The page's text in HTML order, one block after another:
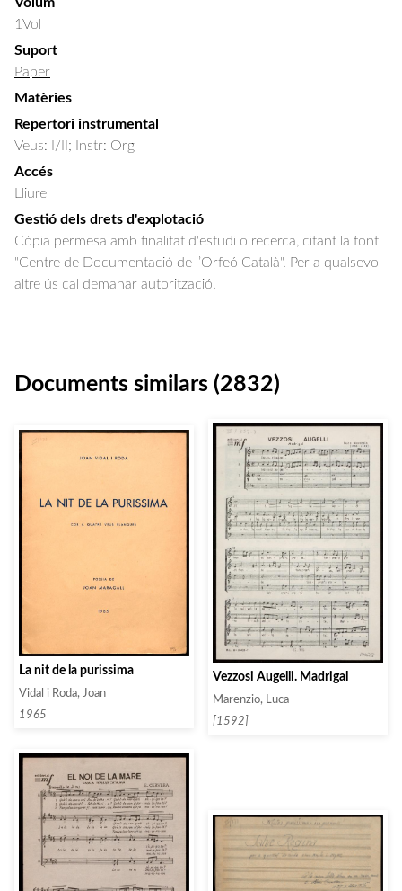
1Vol
Suport
Paper
Matèries
Repertori instrumental
Veus: I/II; Instr: Org
Accés
Lliure
Gestió dels drets d'explotació
Còpia permesa amb finalitat d'estudi o recerca, citant la font
"Centre de Documentació de l’Orfeó Català". Per a qualsevol
altre ús cal demanar autorització.
Documents similars (2832)
La nit de la purissima
Vidal i Roda, Joan
1965
Vezzosi Augelli. Madrigal
Marenzio, Luca
[1592]